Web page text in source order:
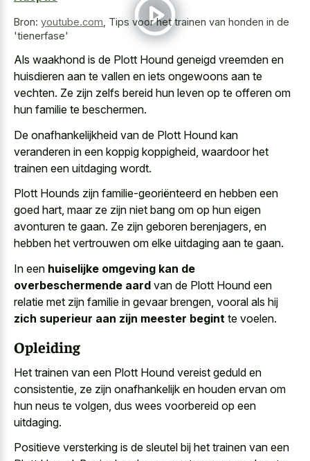
Bron: youtube.com Tips voor het trainen van honden in de
'tienerfase'
Als waakhond is de Plott Hound geneigd vreemden en
huisdieren aan te vallen en iets ongewoons aan te
vechten. Ze zijn zelfs bereid hun leven op te offeren om
hun familie te beschermen.
De onafhankelijkheid van de Plott Hound kan
veranderen in een koppig koppigheid, waardoor het
trainen een uitdaging wordt.
Plott Hounds zijn familie-georiënteerd en hebben een
goed hart, maar ze zijn niet bang om op hun eigen
avonturen te gaan. Ze zijn geboren berenjagers, en
hebben het vertrouwen om elke uitdaging aan te gaan.
In een huiselijke omgeving kan de
overbeschermende aard van de Plott Hound een
relatie met zijn familie in gevaar brengen, vooral als hij
zich superieur aan zijn meester begint te voelen.
Opleiding
Het trainen van een Plott Hound vereist geduld en
consistentie, ze zijn onafhankelijk en houden ervan om
hun neus te volgen, dus wees voorbereid op een
uitdaging.
Positieve versterking is de sleutel bij het trainen van een